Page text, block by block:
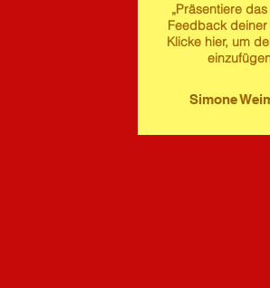
„Präsentiere
Feedback
Klicke hier, um
Simone